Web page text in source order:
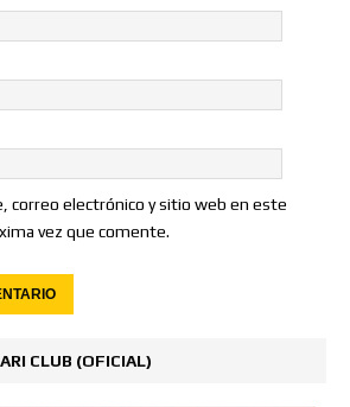
correo electrónico y sitio web en este
vez que comente.
CLUB (OFICIAL)